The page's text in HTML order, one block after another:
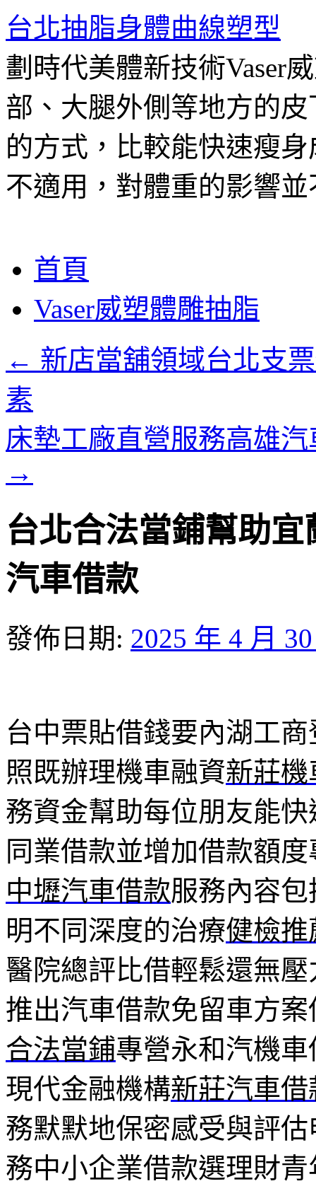
台北抽脂身體曲線塑型
劃時代美體新技術Vaser
部、大腿外側等地方的
的方式，比較能快速瘦
不適用，對體重的影響
至
要
首頁
Vaser威塑體雕抽脂
← 新店當舖領域台北支
素
床墊工廠直營服務高雄
→
台北合法當鋪幫助
汽車借款
發佈日期: 2025 年 4 月
台中票貼借錢要內湖工
照既辦理機車融資新莊
務資金幫助每位朋友能
同業借款並增加借款額
中壢汽車借款服務內容
明不同深度的治療健檢推
醫院總評比借輕鬆還無壓
推出汽車借款免留車方
合法當鋪專營永和汽機
現代金融機構新莊汽車借
務默默地保密感受與評估
務中小企業借款選理財